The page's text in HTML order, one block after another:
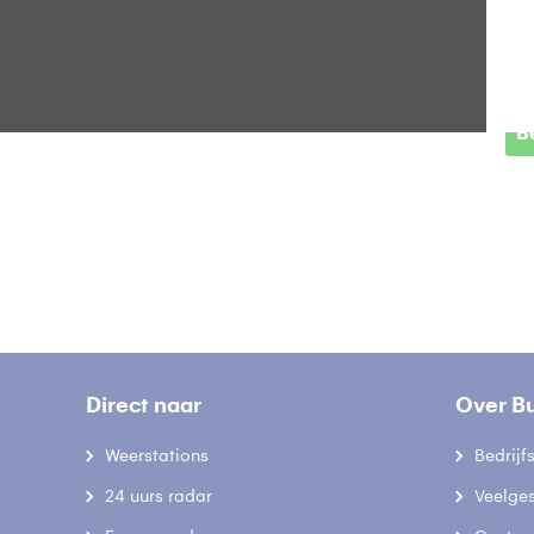
Direct naar
Weerstations
24 uurs radar
Over